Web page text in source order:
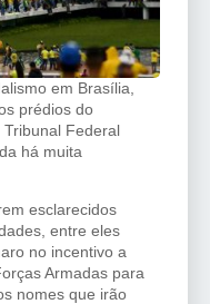
em Brasília,
prédios do
Federal
há muita
esclarecidos
entre eles
no incentivo a
Armadas para
nomes que irão